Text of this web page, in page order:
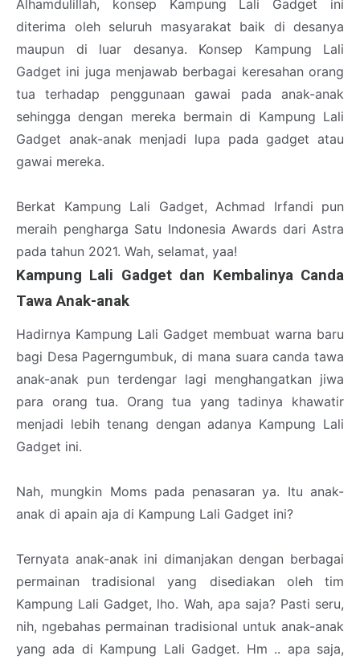
Alhamdulillah, konsep Kampung Lali Gadget ini
diterima oleh seluruh masyarakat baik di desanya
maupun di luar desanya. Konsep Kampung Lali
Gadget ini juga menjawab berbagai keresahan orang
tua terhadap penggunaan gawai pada anak-anak
sehingga dengan mereka bermain di Kampung Lali
Gadget anak-anak menjadi lupa pada gadget atau
gawai mereka.
Berkat Kampung Lali Gadget, Achmad Irfandi pun
meraih pengharga Satu Indonesia Awards dari Astra
pada tahun 2021. Wah, selamat, yaa!
Kampung Lali Gadget dan Kembalinya Canda
Tawa Anak-anak
Hadirnya Kampung Lali Gadget membuat warna baru
bagi Desa Pagerngumbuk, di mana suara canda tawa
anak-anak pun terdengar lagi menghangatkan jiwa
para orang tua. Orang tua yang tadinya khawatir
menjadi lebih tenang dengan adanya Kampung Lali
Gadget ini.
Nah, mungkin Moms pada penasaran ya. Itu anak-
anak di apain aja di Kampung Lali Gadget ini?
Ternyata anak-anak ini dimanjakan dengan berbagai
permainan tradisional yang disediakan oleh tim
Kampung Lali Gadget, lho. Wah, apa saja? Pasti seru,
nih, ngebahas permainan tradisional untuk anak-anak
yang ada di Kampung Lali Gadget. Hm .. apa saja,